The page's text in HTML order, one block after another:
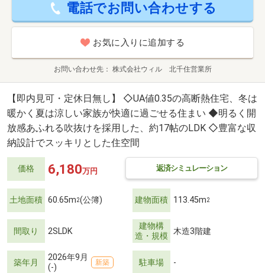
電話でお問い合わせする
お気に入りに追加する
お問い合わせ先 株式会社ウィル 北千住営業所
【即内見可・定休日無し】 ◇UA値0.35の高断熱住宅、冬は
暖かく夏は涼しい家族が快適に過ごせる住まい ◆明るく開
放感あふれる吹抜けを採用した、約17帖のLDK ◇豊富な収
納設計でスッキリとした住空間
価格 返済シミュレーション
6,180万円
土地面積 60.65m2(公簿) 建物面積 113.45m2
間取り 2SLDK
建物構
造・規模 木造3階建
築年月
2026年9月
(-)
新築 駐車場 -